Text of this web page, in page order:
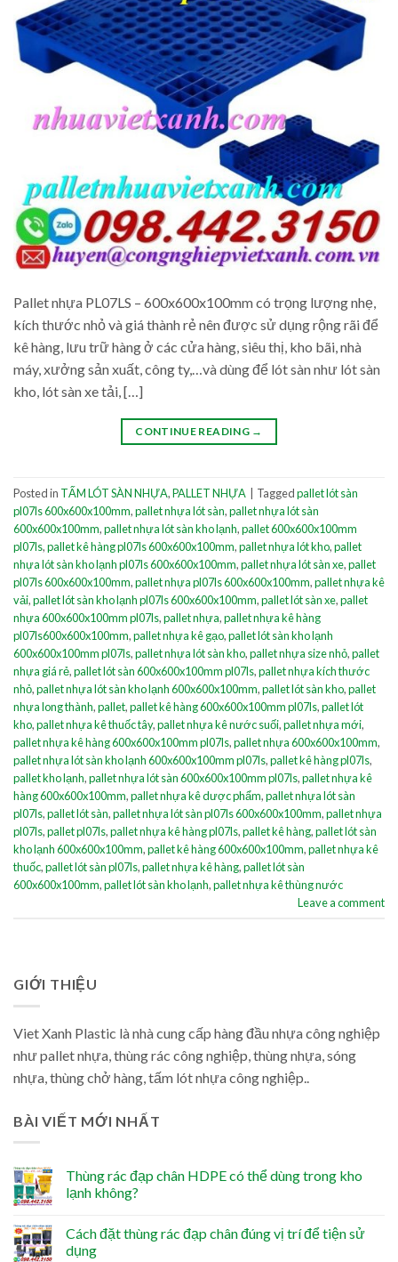
Pallet nhựa PL07LS – 600x600x100mm có trọng lượng nhẹ,
kích thước nhỏ và giá thành rẻ nên được sử dụng rộng rãi để
kê hàng, lưu trữ hàng ở các cửa hàng, siêu thị, kho bãi, nhà
máy, xưởng sản xuất, công ty,…và dùng để lót sàn như lót sàn
kho, lót sàn xe tải, […]
CONTINUE READING →
Posted in TẤM LÓT SÀN NHỰA,PALLET NHỰA Taggedpallet lót sàn
pl07ls 600x600x100mm,pallet nhựa lót sàn,pallet nhựa lót sàn
600x600x100mm,pallet nhựa lót sàn kho lạnh,pallet 600x600x100mm
pl07ls,pallet kê hàng pl07ls 600x600x100mm,pallet nhựa lót kho,pallet
nhựa lót sàn kho lạnh pl07ls 600x600x100mm,pallet nhựa lót sàn xe,pallet
pl07ls 600x600x100mm,pallet nhựa pl07ls 600x600x100mm,pallet nhựa kê
vải,pallet lót sàn kho lạnh pl07ls 600x600x100mm,pallet lót sàn xe,pallet
nhựa 600x600x100mm pl07ls,pallet nhựa,pallet nhựa kê hàng
pl07ls600x600x100mm,pallet nhựa kê gạo,pallet lót sàn kho lạnh
600x600x100mm pl07ls,pallet nhựa lót sàn kho,pallet nhựa size nhỏ,pallet
nhựa giá rẻ,pallet lót sàn 600x600x100mm pl07ls,pallet nhựa kích thước
nhỏ,pallet nhựa lót sàn kho lạnh 600x600x100mm,pallet lót sàn kho,pallet
nhựa long thành,pallet,pallet kê hàng 600x600x100mm pl07ls,pallet lót
kho,pallet nhựa kê thuốc tây,pallet nhựa kê nước suối,pallet nhựa mới,
pallet nhựa kê hàng 600x600x100mm pl07ls,pallet nhựa 600x600x100mm,
pallet nhựa lót sàn kho lạnh 600x600x100mm pl07ls,pallet kê hàng pl07ls,
pallet kho lạnh,pallet nhựa lót sàn 600x600x100mm pl07ls,pallet nhựa kê
hàng 600x600x100mm,pallet nhựa kê dược phẩm,pallet nhựa lót sàn
pl07ls,pallet lót sàn,pallet nhựa lót sàn pl07ls 600x600x100mm,pallet nhựa
pl07ls,pallet pl07ls,pallet nhựa kê hàng pl07ls,pallet kê hàng,pallet lót sàn
kho lạnh 600x600x100mm,pallet kê hàng 600x600x100mm,pallet nhựa kê
thuốc,pallet lót sàn pl07ls,pallet nhựa kê hàng,pallet lót sàn
600x600x100mm,pallet lót sàn kho lạnh,pallet nhựa kê thùng nước
Leave a comment
GIỚI THIỆU
Viet Xanh Plastic là nhà cung cấp hàng đầu nhựa công nghiệp
như pallet nhựa, thùng rác công nghiệp, thùng nhựa, sóng
nhựa, thùng chở hàng, tấm lót nhựa công nghiệp..
BÀI VIẾT MỚI NHẤT
Thùng rác đạp chân HDPE có thể dùng trong kho
lạnh không?
Cách đặt thùng rác đạp chân đúng vị trí để tiện sử
dụng